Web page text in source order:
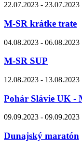
22.07.2023 - 23.07.2023
M-SR krátke trate
04.08.2023 - 06.08.2023
M-SR SUP
12.08.2023 - 13.08.2023
Pohár Slávie UK -
09.09.2023 - 09.09.2023
Dunajský maratón